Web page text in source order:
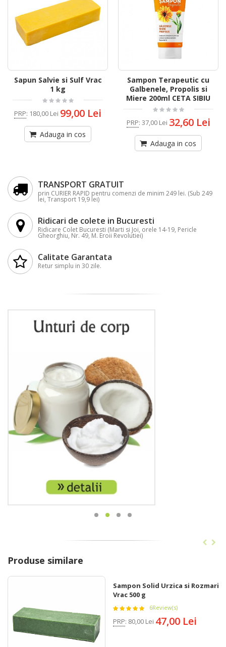
Sapun Salvie si Sulf Vrac
1 kg
PRP: 180,00 Lei 99,00 Lei
Adauga in cos
Sampon Terapeutic cu
Galbenele, Propolis si
Miere 200ml CETA SIBIU
PRP: 37,00 Lei 32,60 Lei
Adauga in cos
TRANSPORT GRATUIT
prin CURIER RAPID pentru comenzi de minim 249 lei. (Sub 249
lei, Transport 19,9 lei)
Ridicari de colete in Bucuresti
Ridicare Colet Bucuresti (Marti si Joi, orele 14-19, Pericle
Gheorghiu, Nr. 49, M. Eroii Revolutiei)
Calitate Garantata
Retur simplu in 30 zile.
Produse similare
Sampon Solid Urzica si Rozmarin
Vrac 500 g
6Review(s)
PRP: 80,00 Lei 47,00 Lei